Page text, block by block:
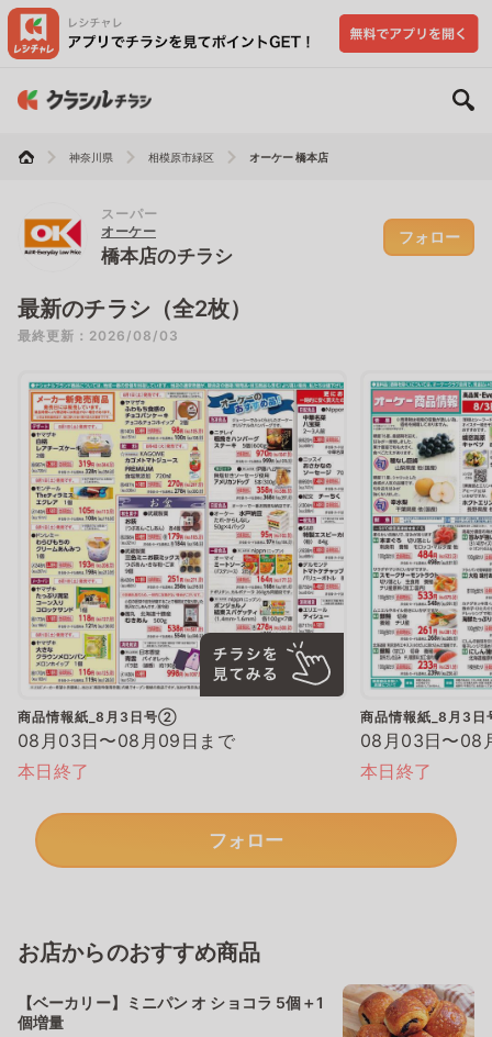
神奈川県 相模原市緑区 オーケー 橋本店
スーパー
オーケー
橋本店のチラシ
フォロー
最新のチラシ（全2枚）
最終更新：2026/08/03
商品情報紙_8月3日号②
08月03日〜08月09日まで
本日終了
商品情報紙_8月3
08月03日〜08
本日終了
フォロー
お店からのおすすめ商品
【ベーカリー】ミニパン オ ショコラ 5個＋1
個増量